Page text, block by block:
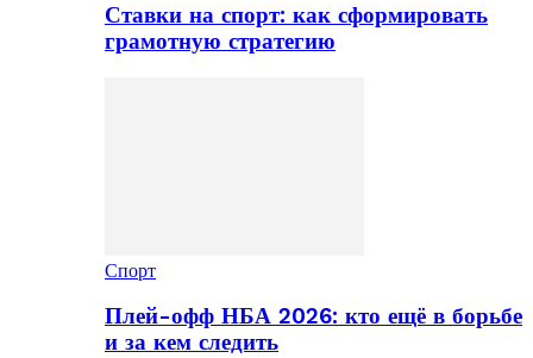
Ставки на спорт: как сформировать
грамотную стратегию
Спорт
Плей-офф НБА 2026: кто ещё в борьбе
и за кем следить